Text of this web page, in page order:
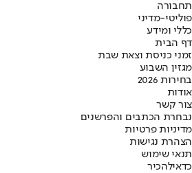
תחבורה
פוליטי-מדיני
כללי ומידע
דף הבית
זמני כניסת וצאת שבת
מגזין השבוע
בחירות 2026
אודות
צור קשר
נבחרת הכתבים והפרשנים
מדיניות פרטיות
הצהרת נגישות
תנאי שימוש
כדאילהכיר